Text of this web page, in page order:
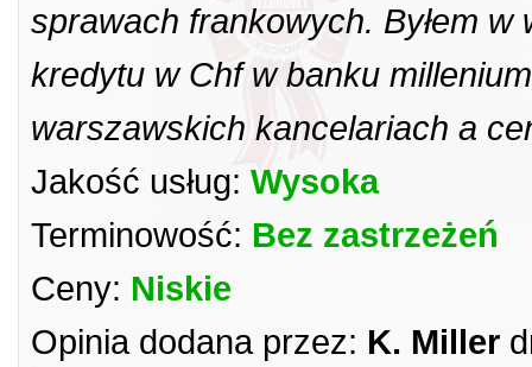
sprawach frankowych. Byłem
kredytu w Chf w banku
warszawskich kancelariach a
Jakość usług: Wysoka
Terminowość: Bez zastrzeżeń
Ceny: Niskie
Opinia dodana przez: K. Miller